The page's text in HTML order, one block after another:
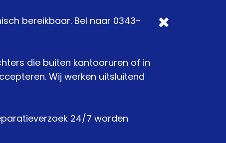
bereikbaar. Bel naar 0343-
die buiten kantooruren of in
Wij werken uitsluitend
24/7 worden